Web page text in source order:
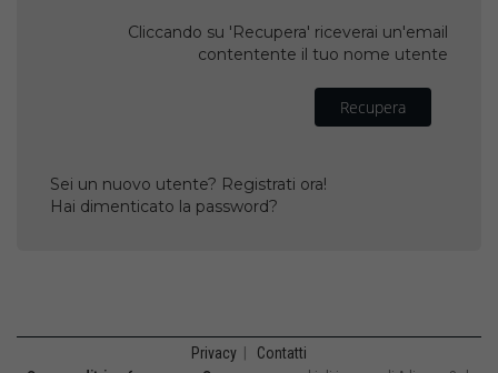
Cliccando su 'Recupera' riceverai un'email
contentente il tuo nome utente
Recupera
Sei un nuovo utente? Registrati ora!
Hai dimenticato la password?
Privacy Contatti